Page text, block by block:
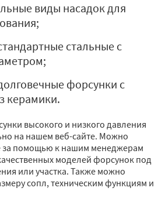
виды насадок для
стальные с
форсунки с
керамики.
высокого и низкого давления
на нашем веб-сайте. Можно
за помощью к нашим менеджерам
моделей форсунок под
или участка. Также можно
сопл, техническим функциям и